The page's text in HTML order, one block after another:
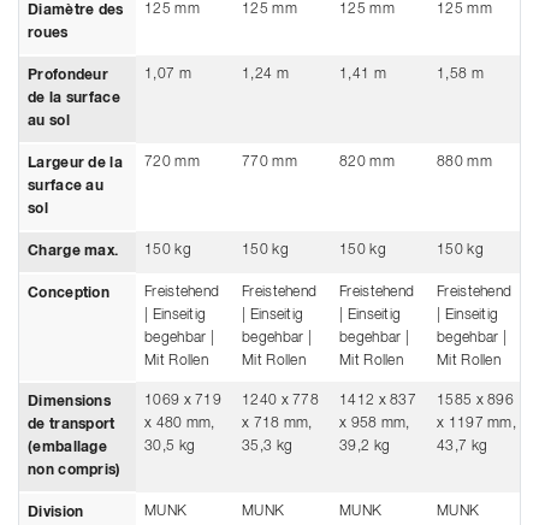
Diamètre des
roues
125 mm 125 mm 125 mm 125 mm
Profondeur
de la surface
au sol
1,07 m 1,24 m 1,41 m 1,58 m
Largeur de la
surface au
sol
720 mm 770 mm 820 mm 880 mm
Charge max. 150 kg 150 kg 150 kg 150 kg
Conception
Freistehend
| Einseitig
begehbar |
Mit Rollen
Freistehend
| Einseitig
begehbar |
Mit Rollen
Freistehend
| Einseitig
begehbar |
Mit Rollen
Freistehend
| Einseitig
begehbar |
Mit Rollen
Dimensions
de transport
(emballage
non compris)
1069 x 719
x 480 mm,
30,5 kg
1240 x 778
x 718 mm,
35,3 kg
1412 x 837
x 958 mm,
39,2 kg
1585 x 896
x 1197 mm,
43,7 kg
Division
MUNK
MUNK
MUNK
MUNK